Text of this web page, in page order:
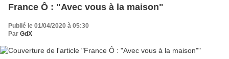
France Ô : "Avec vous à la maison"
Publié le 01/04/2020 à 05:30
Par GdX